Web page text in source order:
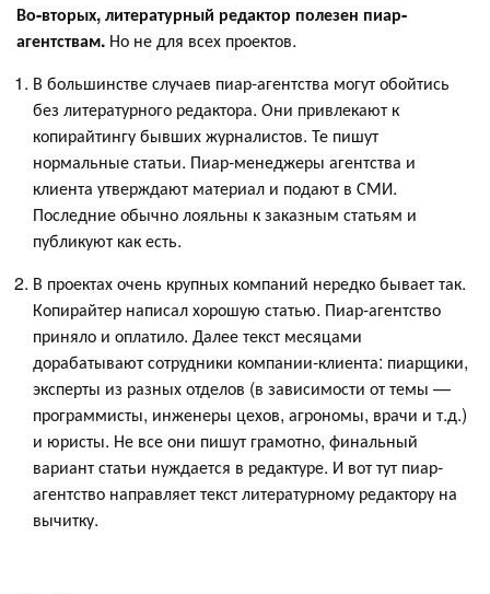
Во-вторых, литературный редактор полезен пиар-
агентствам. Но не для всех проектов.
В большинстве случаев пиар-агентства могут обойтись
без литературного редактора. Они привлекают к
копирайтингу бывших журналистов. Те пишут
нормальные статьи. Пиар-менеджеры агентства и
клиента утверждают материал и подают в СМИ.
Последние обычно лояльны к заказным статьям и
публикуют как есть.
В проектах очень крупных компаний нередко бывает так.
Копирайтер написал хорошую статью. Пиар-агентство
приняло и оплатило. Далее текст месяцами
дорабатывают сотрудники компании-клиента: пиарщики,
эксперты из разных отделов (в зависимости от темы —
программисты, инженеры цехов, агрономы, врачи и т.д.)
и юристы. Не все они пишут грамотно, финальный
вариант статьи нуждается в редактуре. И вот тут пиар-
агентство направляет текст литературному редактору на
вычитку.